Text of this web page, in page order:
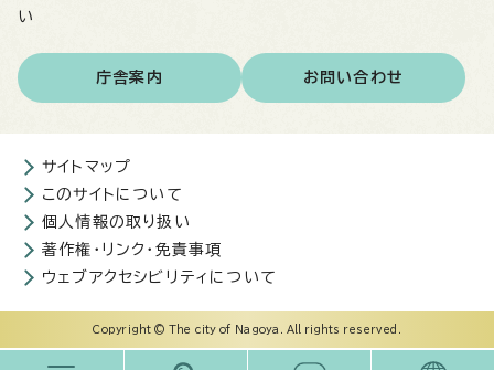
い
庁舎案内 お問い合わせ
サイトマップ
このサイトについて
個人情報の取り扱い
著作権・リンク・免責事項
ウェブアクセシビリティについて
Copyright © The city of Nagoya. All rights reserved.